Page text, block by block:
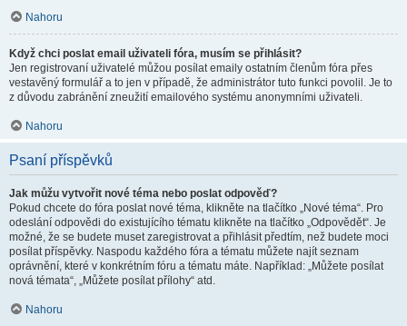
Nahoru
Když chci poslat email uživateli fóra, musím se přihlásit?
Jen registrovaní uživatelé můžou posílat emaily ostatním členům fóra přes
vestavěný formulář a to jen v případě, že administrátor tuto funkci povolil. Je to
z důvodu zabránění zneužití emailového systému anonymními uživateli.
Nahoru
Psaní příspěvků
Jak můžu vytvořit nové téma nebo poslat odpověď?
Pokud chcete do fóra poslat nové téma, klikněte na tlačítko „Nové téma“. Pro
odeslání odpovědi do existujícího tématu klikněte na tlačítko „Odpovědět“. Je
možné, že se budete muset zaregistrovat a přihlásit předtím, než budete moci
posílat příspěvky. Naspodu každého fóra a tématu můžete najít seznam
oprávnění, které v konkrétním fóru a tématu máte. Například: „Můžete posílat
nová témata“, „Můžete posílat přílohy“ atd.
Nahoru